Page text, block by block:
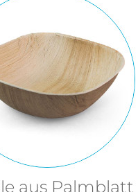
aus Palmblatt